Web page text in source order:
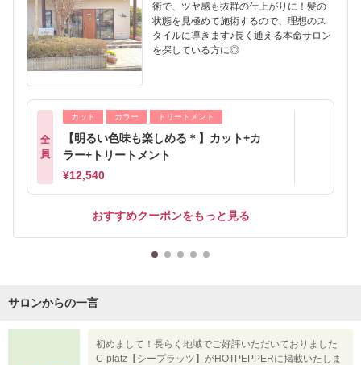
術で、ツヤ感も抜群の仕上がりに！髪の
状態を見極めて施術するので、理想のス
タイルに導きます♪長く通える本命サロン
を探している方に◎
全
員
カット カラー トリートメント
【明るい色味も楽しめる＊】カット+カ
ラー+トリートメント
¥12,540
おすすめクーポンをもっと見る
サロンからの一言
初めまして！長らく地域でご好評いただいておりました
C-platz【シープラッツ】がHOTPEPPERに掲載いたしま